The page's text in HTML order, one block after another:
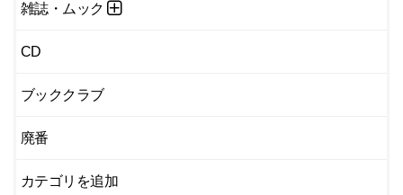
雑誌・ムック
CD
ブッククラブ
廃番
カテゴリを追加